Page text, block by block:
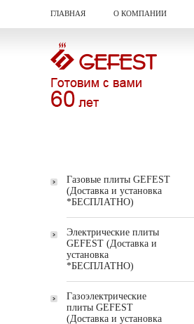
ГЛАВНАЯ О КОМПАНИИ
Газовые плиты GEFEST
(Доставка и установка
*БЕСПЛАТНО)
Электрические плиты
GEFEST (Доставка и
установка
*БЕСПЛАТНО)
Газоэлектрические
плиты GEFEST
(Доставка и установка